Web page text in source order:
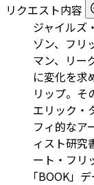
リクエスト内容
ジャイルズ
ゾン、フリ
マン、リー
に変化を求
リップ。そ
エリック・
フィ的なア
ィスト研究
ート・フリ
｢BOOK」